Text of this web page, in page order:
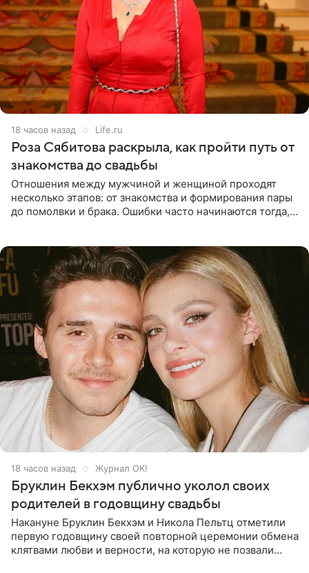
18 часов назад Life.ru
Роза Сябитова раскрыла, как пройти путь от
знакомства до свадьбы
Отношения между мужчиной и женщиной проходят
несколько этапов: от знакомства и формирования пары
до помолвки и брака. Ошибки часто начинаются тогда,
18 часов назад Журнал OK!
Бруклин Бекхэм публично уколол своих
родителей в годовщину свадьбы
Накануне Бруклин Бекхэм и Никола Пельтц отметили
первую годовщину своей повторной церемонии обмена
клятвами любви и верности, на которую не позвали